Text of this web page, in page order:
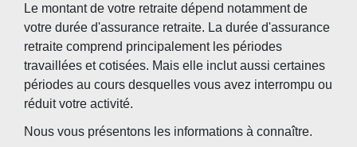
Le montant de votre retraite dépend notamment de
votre durée d'assurance retraite. La durée d'assurance
retraite comprend principalement les périodes
travaillées et cotisées. Mais elle inclut aussi certaines
périodes au cours desquelles vous avez interrompu ou
réduit votre activité.
Nous vous présentons les informations à connaître.